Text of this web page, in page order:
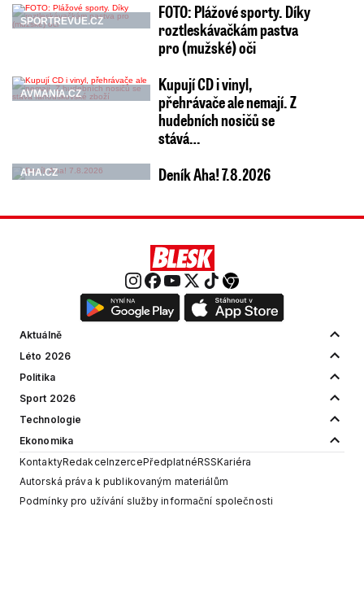
SPORTREVUE.CZ
FOTO: Plážové sporty. Díky
roztleskávačkám pastva
pro (mužské) oči
AVMANIA.CZ
Kupují CD i vinyl,
přehrávače ale nemají. Z
hudebních nosičů se
stává…
AHA.CZ Deník Aha! 7.8.2026
Aktuálně
Léto 2026
Politika
Sport 2026
Technologie
Ekonomika
KontaktyRedakceInzercePředplatnéRSSKariéra
Autorská práva k publikovaným materiálům
Podmínky pro užívání služby informační společnosti